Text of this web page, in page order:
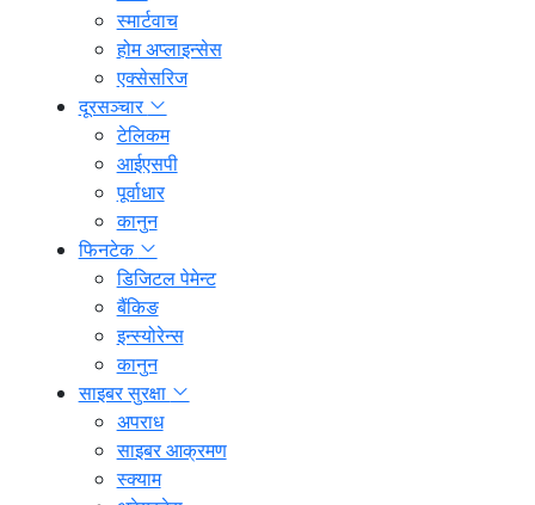
स्मार्टवाच
होम अप्लाइन्सेस
एक्सेसरिज
दूरसञ्चार
टेलिकम
आईएसपी
पूर्वाधार
कानुन
फिनटेक
डिजिटल पेमेन्ट
बैंकिङ
इन्स्योरेन्स
कानुन
साइबर सुरक्षा
अपराध
साइबर आक्रमण
स्क्याम